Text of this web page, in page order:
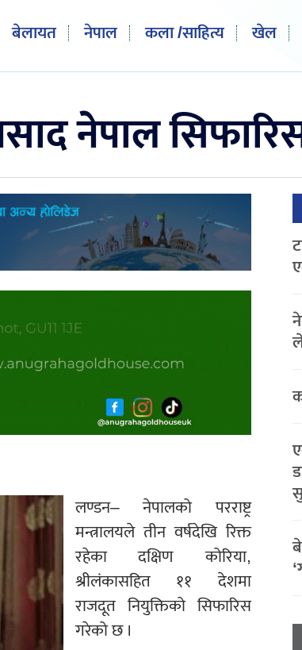
बेलायत नेपाल कला /साहित्य खेल
नेपाल
लण्डन– नेपालको परराष्ट्र
मन्त्रालयले तीन वर्षदेखि रिक्त
रहेका दक्षिण कोरिया,
श्रीलंकासहित ११ देशमा
राजदूत नियुक्तिको सिफारिस
गरेको छ ।